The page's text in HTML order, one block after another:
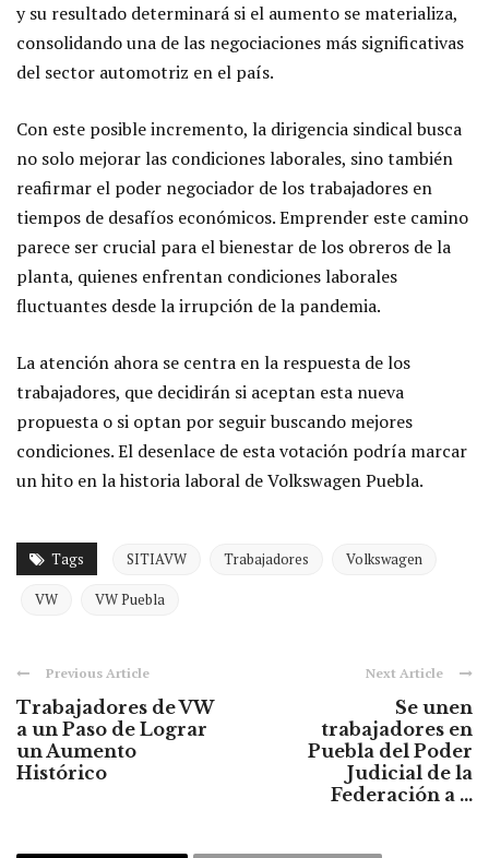
y su resultado determinará si el aumento se materializa,
consolidando una de las negociaciones más significativas
del sector automotriz en el país.
Con este posible incremento, la dirigencia sindical busca
no solo mejorar las condiciones laborales, sino también
reafirmar el poder negociador de los trabajadores en
tiempos de desafíos económicos. Emprender este camino
parece ser crucial para el bienestar de los obreros de la
planta, quienes enfrentan condiciones laborales
fluctuantes desde la irrupción de la pandemia.
La atención ahora se centra en la respuesta de los
trabajadores, que decidirán si aceptan esta nueva
propuesta o si optan por seguir buscando mejores
condiciones. El desenlace de esta votación podría marcar
un hito en la historia laboral de Volkswagen Puebla.
Tags SITIAVW Trabajadores Volkswagen
VW VW Puebla
Previous Article
Trabajadores de VW
a un Paso de Lograr
un Aumento
Histórico
Next Article
Se unen
trabajadores en
Puebla del Poder
Judicial de la
Federación a ...